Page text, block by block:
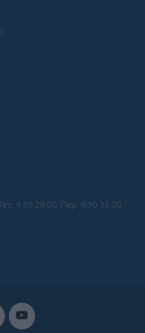
9.30-20.00, Πεμ. 9.30-15.00,